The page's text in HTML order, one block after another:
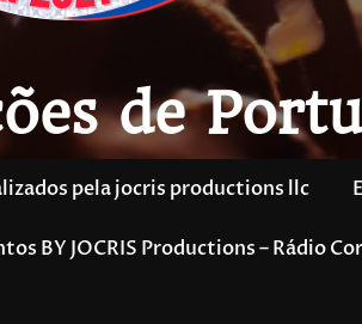
de
pela jocris productions llc
BY JOCRIS Productions – Rádio